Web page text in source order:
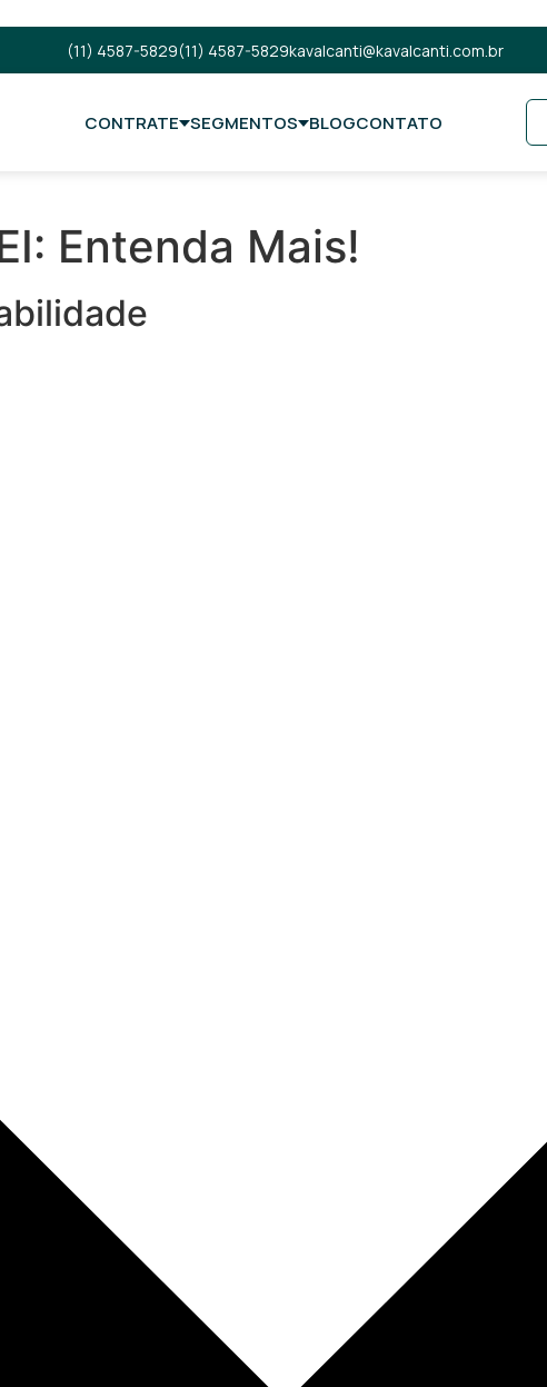
(11) 4587-5829(11) 4587-5829kavalcanti@kavalcanti.com.br
CONTRATE SEGMENTOS BLOGCONTATO
Entenda Mais!